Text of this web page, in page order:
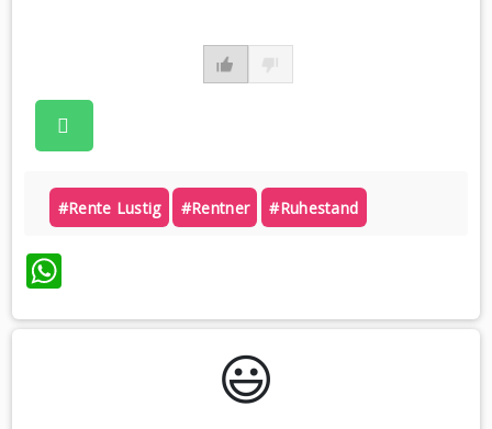
#rente Lustig #rentner #ruhestand
WhatsApp
😃️